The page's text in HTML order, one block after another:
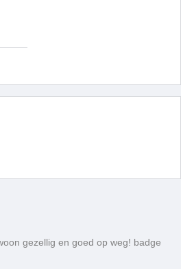
gezellig en goed op weg! badge